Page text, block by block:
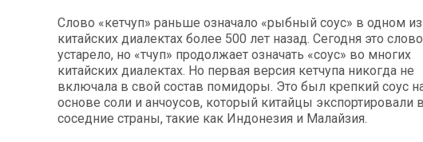
Слово «кетчуп» раньше означало «рыбный соус» в одном из
китайских диалектах более 500 лет назад. Сегодня это слово
устарело, но «тчуп» продолжает означать «соус» во многих
китайских диалектах. Но первая версия кетчупа никогда не
включала в свой состав помидоры. Это был крепкий соус
основе соли и анчоусов, который китайцы экспортировали в
соседние страны, такие как Индонезия и Малайзия.